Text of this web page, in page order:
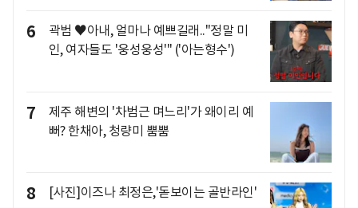
6
곽범 ♥아내, 얼마나 예쁘길래.."정말 미
인, 여자들도 '웅성웅성'" ('아는형수')
7
제주 해변의 '차범근 며느리'가 왜이리 예
뻐? 한채아, 청량미 뿜뿜
8 [사진]이즈나 최정은,'돋보이는 골반라인'